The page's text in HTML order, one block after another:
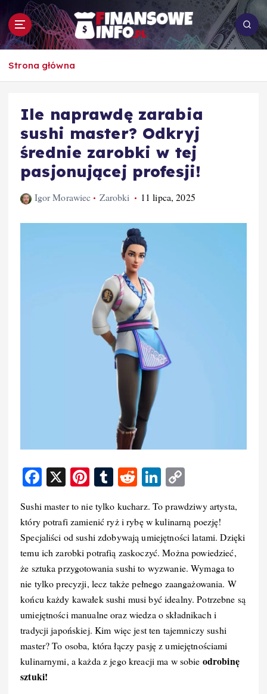
p
To i owo o rachunkowości, pracy, biznesie i
Strona główna
Ile naprawdę zarabia
sushi master? Odkryj
średnie zarobki w tej
pasjonującej profesji!
Igor Morawiec Zarobki 11 lipca, 2025
F
c
e
b
o
o
k
X
Pi
er
e
st
T
m
bl
r
R
d
di
t
Li
k
e
d
I
n
p
y
Li
n
k
Sushi master to nie tylko kucharz. To prawdziwy artysta,
który potrafi zamienić ryż i rybę w kulinarną poezję!
Specjaliści od sushi zdobywają umiejętności latami. Dzięki
temu ich zarobki potrafią zaskoczyć. Można powiedzieć,
że sztuka przygotowania sushi to wyzwanie. Wymaga to
nie tylko precyzji, lecz także pełnego zaangażowania. W
końcu każdy kawałek sushi musi być idealny. Potrzebne są
umiejętności manualne oraz wiedza o składnikach i
tradycji japońskiej. Kim więc jest ten tajemniczy sushi
master? To osoba, która łączy pasję z umiejętnościami
kulinarnymi, a każda z jego kreacji ma w sobie odrobinę
sztuki!